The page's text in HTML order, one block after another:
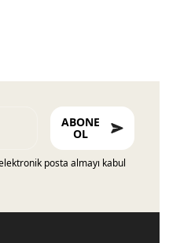
ABONE
OL
posta almayı kabul